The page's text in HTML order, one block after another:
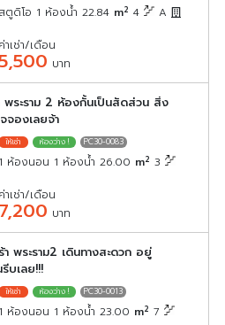
สตูดิโอ 1 ห้องน้ำ 22.84 m2 4 A
ค่าเช่า/เดือน
บาท
พระราม 2 ห้องกั้นเป็นสัดส่วน สิ่ง
จองเลยจ้า
PC30-0083
1 ห้องนอน 1 ห้องน้ำ 26.00 m2 3
ค่าเช่า/เดือน
7,200 บาท
พระราม2 เดินทางสะดวก อยู่
บเลย!!!
PC30-0013
1 ห้องนอน 1 ห้องน้ำ 23.00 m2 7